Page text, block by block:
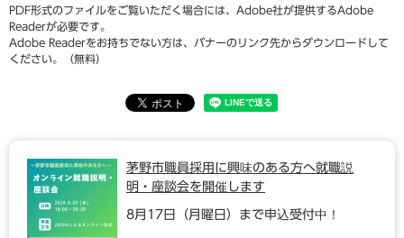
PDF形式のファイルをご覧いただく場合には、Adobe社が提供するAdobe
Readerが必要です。
Adobe Readerをお持ちでない方は、バナーのリンク先からダウンロードして
ください。（無料）
茅野市職員採用に興味のある方へ就職説
明・座談会を開催します
8月17日（月曜日）まで申込受付中！